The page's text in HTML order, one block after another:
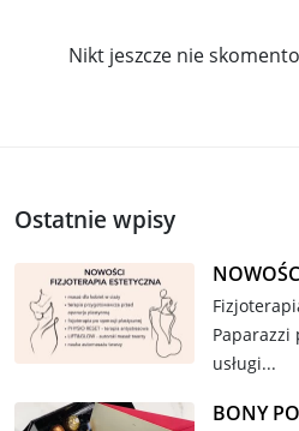
Nikt jeszcze nie
Ostatnie wpisy
Paparazzi
usługi...
BONY